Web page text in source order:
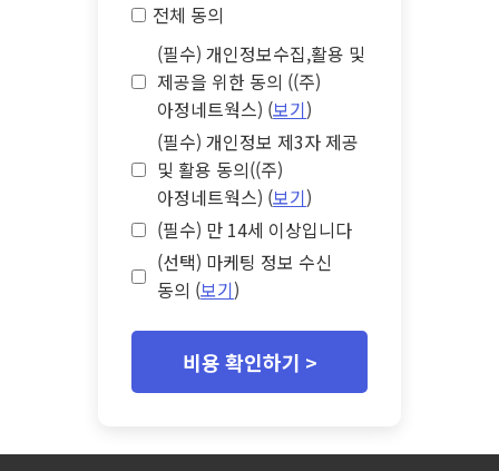
전체 동의
(필수) 개인정보수집,활용 및
제공을 위한 동의 ((주)
아정네트웍스) (보기)
(필수) 개인정보 제3자 제공
및 활용 동의((주)
아정네트웍스) (보기)
(필수) 만 14세 이상입니다
(선택) 마케팅 정보 수신
동의 (보기)
비용 확인하기 >